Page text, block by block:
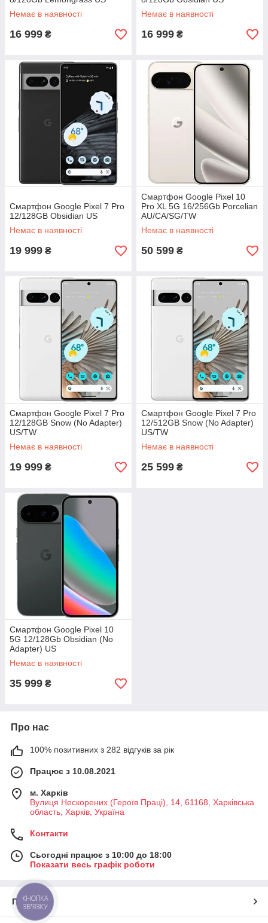
Немає в наявності
16 999 ₴
Немає в наявності
16 999 ₴
Смартфон Google Pixel 7 Pro
12/128GB Obsidian US
Немає в наявності
19 999 ₴
Смартфон Google Pixel 10
Pro XL 5G 16/256Gb Porcelian
AU/CA/SG/TW
Немає в наявності
50 599 ₴
Смартфон Google Pixel 7 Pro
12/128GB Snow (No Adapter)
US/TW
Немає в наявності
19 999 ₴
Смартфон Google Pixel 7 Pro
12/512GB Snow (No Adapter)
US/TW
Немає в наявності
25 599 ₴
Смартфон Google Pixel 10
5G 12/128Gb Obsidian (No
Adapter) US
Немає в наявності
35 999 ₴
Про нас
100% позитивних з 282 відгуків за рік
Працює з 10.08.2021
м. Харків
Вулиця Нескорених (Героїв Праці), 14, 61168, Харківська
область, Харків, Україна
Контакти
Сьогодні працює з 10:00 до 18:00
Показати весь графік роботи
Про нас
КНОПКА
ЗВ'ЯЗКУ